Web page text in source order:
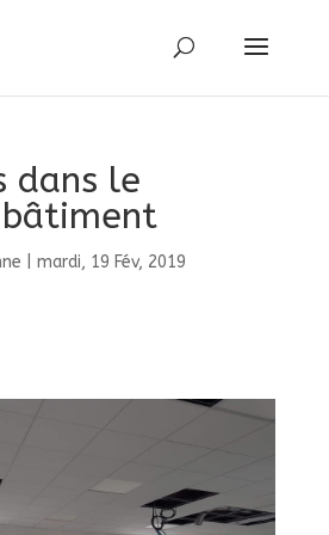
dans le
mardi, 19 Fév, 2019